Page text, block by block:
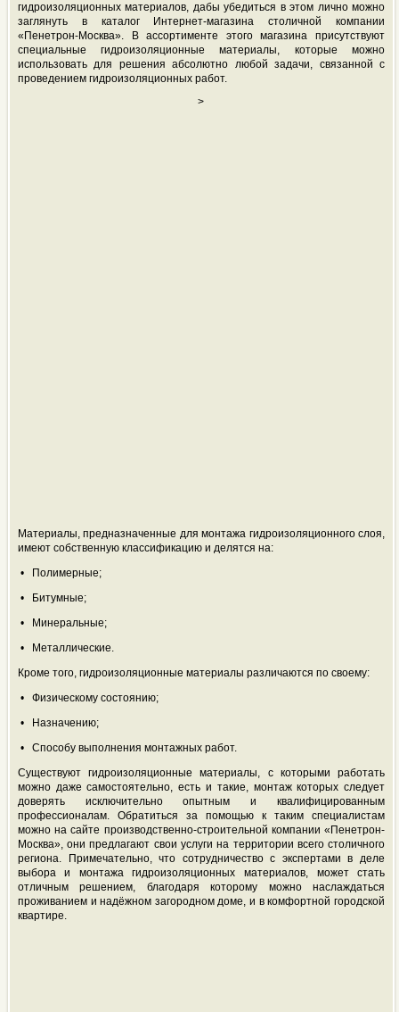
гидроизоляционных материалов, дабы убедиться в этом лично можно
заглянуть в каталог Интернет-магазина столичной компании
«Пенетрон-Москва». В ассортименте этого магазина присутствуют
специальные гидроизоляционные материалы, которые можно
использовать для решения абсолютно любой задачи, связанной с
проведением гидроизоляционных работ.
>
Материалы, предназначенные для монтажа гидроизоляционного слоя,
имеют собственную классификацию и делятся на:
• Полимерные;
• Битумные;
• Минеральные;
• Металлические.
Кроме того, гидроизоляционные материалы различаются по своему:
• Физическому состоянию;
• Назначению;
• Способу выполнения монтажных работ.
Существуют гидроизоляционные материалы, с которыми работать
можно даже самостоятельно, есть и такие, монтаж которых следует
доверять исключительно опытным и квалифицированным
профессионалам. Обратиться за помощью к таким специалистам
можно на сайте производственно-строительной компании «Пенетрон-
Москва», они предлагают свои услуги на территории всего столичного
региона. Примечательно, что сотрудничество с экспертами в деле
выбора и монтажа гидроизоляционных материалов, может стать
отличным решением, благодаря которому можно наслаждаться
проживанием и надёжном загородном доме, и в комфортной городской
квартире.